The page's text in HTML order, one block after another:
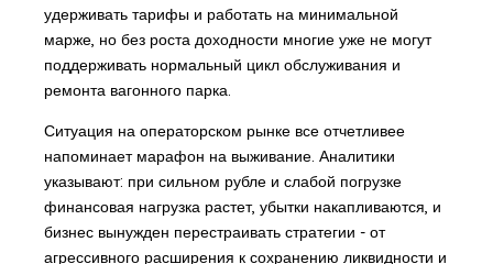
удерживать тарифы и работать на минимальной
марже, но без роста доходности многие уже не могут
поддерживать нормальный цикл обслуживания и
ремонта вагонного парка.
Ситуация на операторском рынке все отчетливее
напоминает марафон на выживание. Аналитики
указывают: при сильном рубле и слабой погрузке
финансовая нагрузка растет, убытки накапливаются, и
бизнес вынужден перестраивать стратегии - от
агрессивного расширения к сохранению ликвидности и